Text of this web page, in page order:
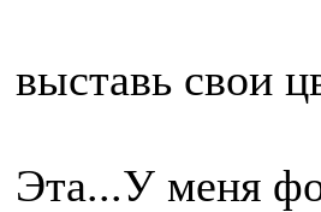
выставь свои
Эта...У меня